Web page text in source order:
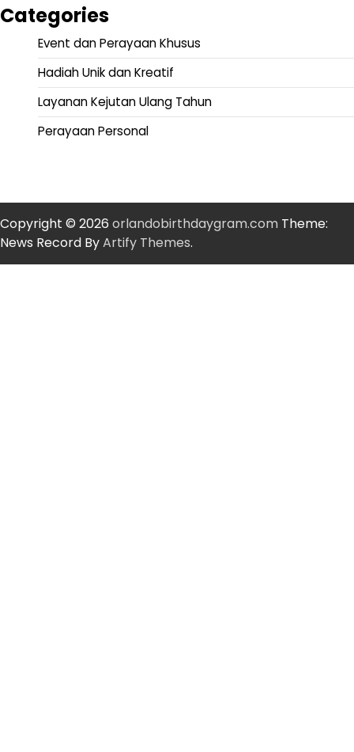
Categories
Event dan Perayaan Khusus
Hadiah Unik dan Kreatif
Layanan Kejutan Ulang Tahun
Perayaan Personal
Copyright © 2026 orlandobirthdaygram.com Theme:
News Record ByArtify Themes.